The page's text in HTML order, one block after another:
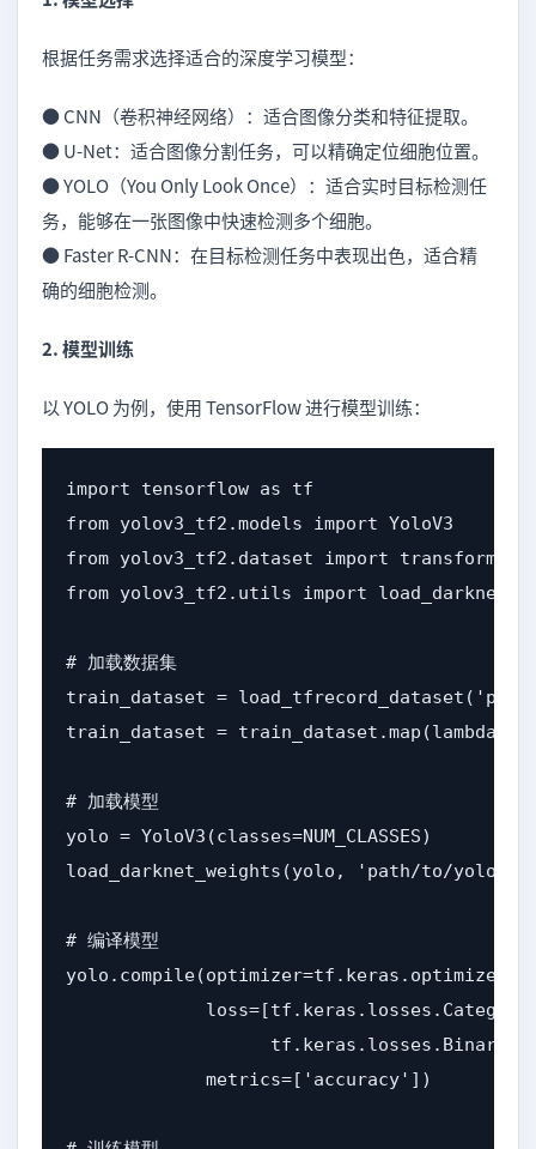
根据任务需求选择适合的深度学习模型：
● CNN（卷积神经网络）：适合图像分类和特征提取。
● U-Net：适合图像分割任务，可以精确定位细胞位置。
● YOLO（You Only Look Once）：适合实时目标检测任
务，能够在一张图像中快速检测多个细胞。
● Faster R-CNN：在目标检测任务中表现出色，适合精
确的细胞检测。
2. 模型训练
以 YOLO 为例，使用 TensorFlow 进行模型训练：
import tensorflow as tf
from yolov3_tf2.models import YoloV3
from yolov3_tf2.dataset import
from yolov3_tf2.utils import
# 加载数据集
train_dataset =
train_dataset = train_dataset.map(lambda
# 加载模型
yolo = YoloV3(classes=NUM_CLASSES)
load_darknet_weights(yolo, 'path/to/
# 编译模型
             metrics=['accuracy'])